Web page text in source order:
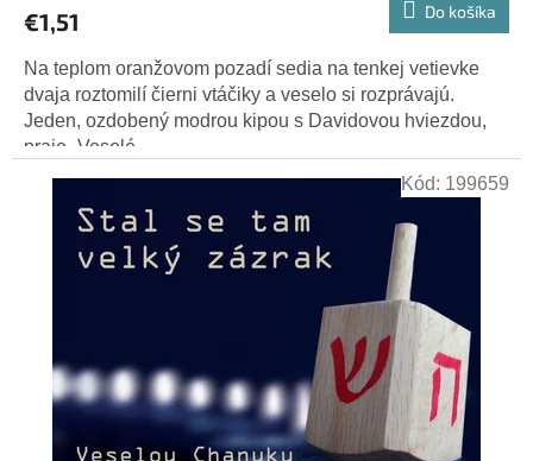
€1,51 Do košíka
Na teplom oranžovom pozadí sedia na tenkej vetievke
dvaja roztomilí čierni vtáčiky a veselo si rozprávajú.
Jeden, ozdobený modrou kipou s Davidovou hviezdou,
praje „Veselé...
Kód: 199659